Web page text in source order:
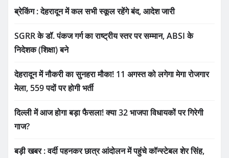
ब्रेकिंग : देहरादून में कल सभी स्कूल रहेंगे बंद, आदेश जारी
SGRR के डॉ. पंकज गर्ग का राष्ट्रीय स्तर पर सम्मान, ABSI के
निदेशक (शिक्षा) बने
देहरादून में नौकरी का सुनहरा मौका! 11 अगस्त को लगेगा मेगा रोजगार
मेला, 559 पदों पर होगी भर्ती
दिल्ली में आज होगा बड़ा फैसला! क्या 32 भाजपा विधायकों पर गिरेगी
गाज?
बड़ी खबर : वर्दी पहनकर छात्र आंदोलन में पहुंचे कॉन्स्टेबल शेर सिंह,